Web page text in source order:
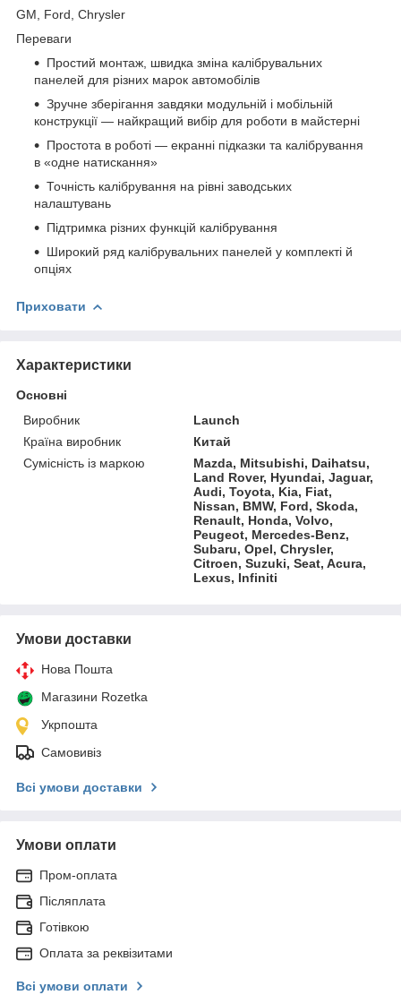
GM, Ford, Chrysler
Переваги
Простий монтаж, швидка зміна калібрувальних
панелей для різних марок автомобілів
Зручне зберігання завдяки модульній і мобільній
конструкції — найкращий вибір для роботи в майстерні
Простота в роботі — екранні підказки та калібрування
в «одне натискання»
Точність калібрування на рівні заводських
налаштувань
Підтримка різних функцій калібрування
Широкий ряд калібрувальних панелей у комплекті й
опціях
Приховати
Характеристики
Основні
Виробник
Launch
Країна виробник
Китай
Сумісність із маркою
Mazda, Mitsubishi, Daihatsu,
Land Rover, Hyundai, Jaguar,
Audi, Toyota, Kia, Fiat,
Nissan, BMW, Ford, Skoda,
Renault, Honda, Volvo,
Peugeot, Mercedes-Benz,
Subaru, Opel, Chrysler,
Citroen, Suzuki, Seat, Acura,
Lexus, Infiniti
Умови доставки
Нова Пошта
Магазини Rozetka
Укрпошта
Самовивіз
Всі умови доставки
Умови оплати
Пром-оплата
Післяплата
Готівкою
Оплата за реквізитами
Всі умови оплати